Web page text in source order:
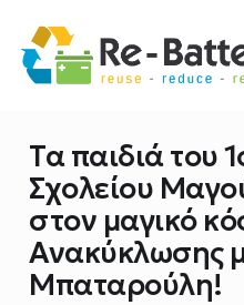
Τα παιδιά του
Σχολείου
στον μαγικό
Ανακύκλωσης
Μπαταρούλη!